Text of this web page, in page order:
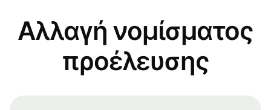
Αλλαγή νομίσματος
προέλευσης